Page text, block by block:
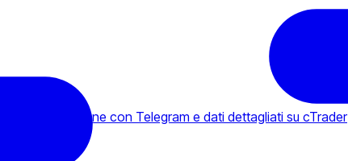
integrazione con Telegram e dati dettagliati su cTrader